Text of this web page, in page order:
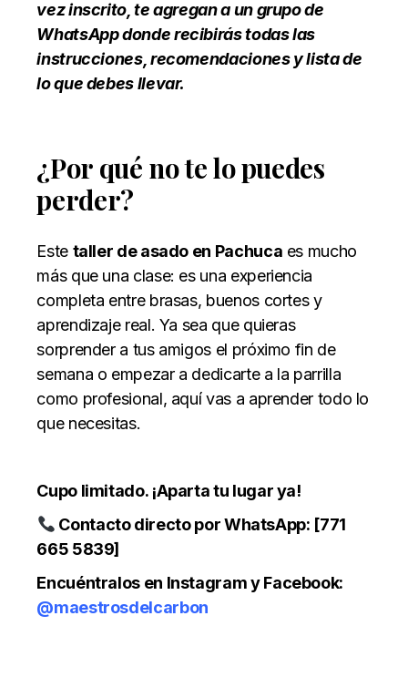
vez inscrito, te agregan a un grupo de
WhatsApp donde recibirás todas las
instrucciones, recomendaciones y lista de
lo que debes llevar.
¿Por qué no te lo puedes
perder?
Este taller de asado en Pachuca es mucho
más que una clase: es una experiencia
completa entre brasas, buenos cortes y
aprendizaje real. Ya sea que quieras
sorprender a tus amigos el próximo fin de
semana o empezar a dedicarte a la parrilla
como profesional, aquí vas a aprender todo lo
que necesitas.
Cupo limitado. ¡Aparta tu lugar ya!
Contacto directo por WhatsApp: [771
665 5839]
Encuéntralos en Instagram y Facebook:
@maestrosdelcarbon